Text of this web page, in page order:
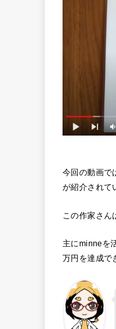
今回の動画で
が紹介されて
この作家さん
主にminneを
万円を達成で